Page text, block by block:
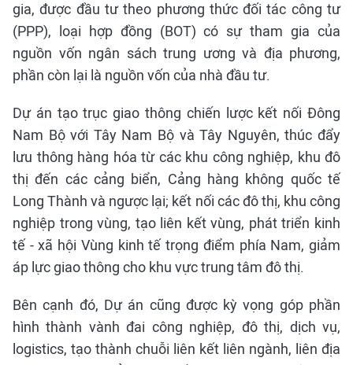
gia, được đầu tư theo phương thức đối tác công tư
(PPP), loại hợp đồng (BOT) có sự tham gia của
nguồn vốn ngân sách trung ương và địa phương,
phần còn lại là nguồn vốn của nhà đầu tư.
Dự án tạo trục giao thông chiến lược kết nối Đông
Nam Bộ với Tây Nam Bộ và Tây Nguyên, thúc đẩy
lưu thông hàng hóa từ các khu công nghiệp, khu đô
thị đến các cảng biển, Cảng hàng không quốc tế
Long Thành và ngược lại; kết nối các đô thị, khu công
nghiệp trong vùng, tạo liên kết vùng, phát triển kinh
tế - xã hội Vùng kinh tế trọng điểm phía Nam, giảm
áp lực giao thông cho khu vực trung tâm đô thị.
Bên cạnh đó, Dự án cũng được kỳ vọng góp phần
hình thành vành đai công nghiệp, đô thị, dịch vụ,
logistics, tạo thành chuỗi liên kết liên ngành, liên địa